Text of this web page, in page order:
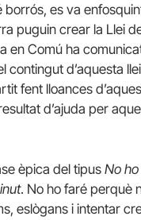
es va
puguin crear la Llei
en Comú ha
contingut d’aquesta
fent lloances
d’ajuda per
èpica del tipus No
. No ho faré perquè
eslògans i intentar